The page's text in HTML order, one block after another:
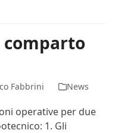
comparto
Fabbrini News
operative per due
1. Gli